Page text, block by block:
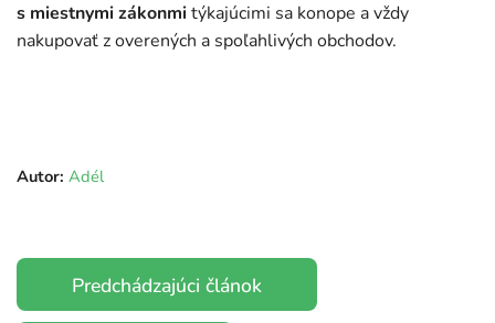
s miestnymi zákonmitýkajúcimi sa konope a vždy
nakupovať z overených a spoľahlivých obchodov.
Autor: Adél
Predchádzajúci článok